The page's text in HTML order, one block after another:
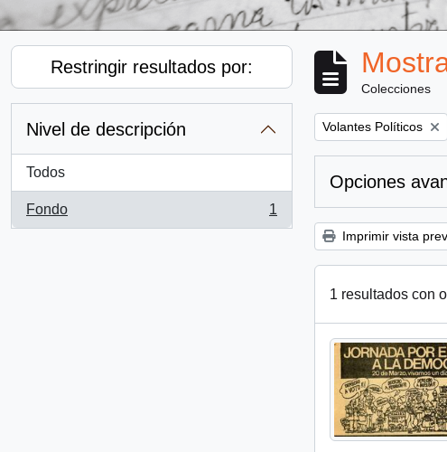
Restringir resultados por:
Nivel de descripción
Todos
Fondo
, 1 resultados
1
Colecciones
Remove filter:
Volantes Políticos
Opciones
Imprimir vista
1 resultados con